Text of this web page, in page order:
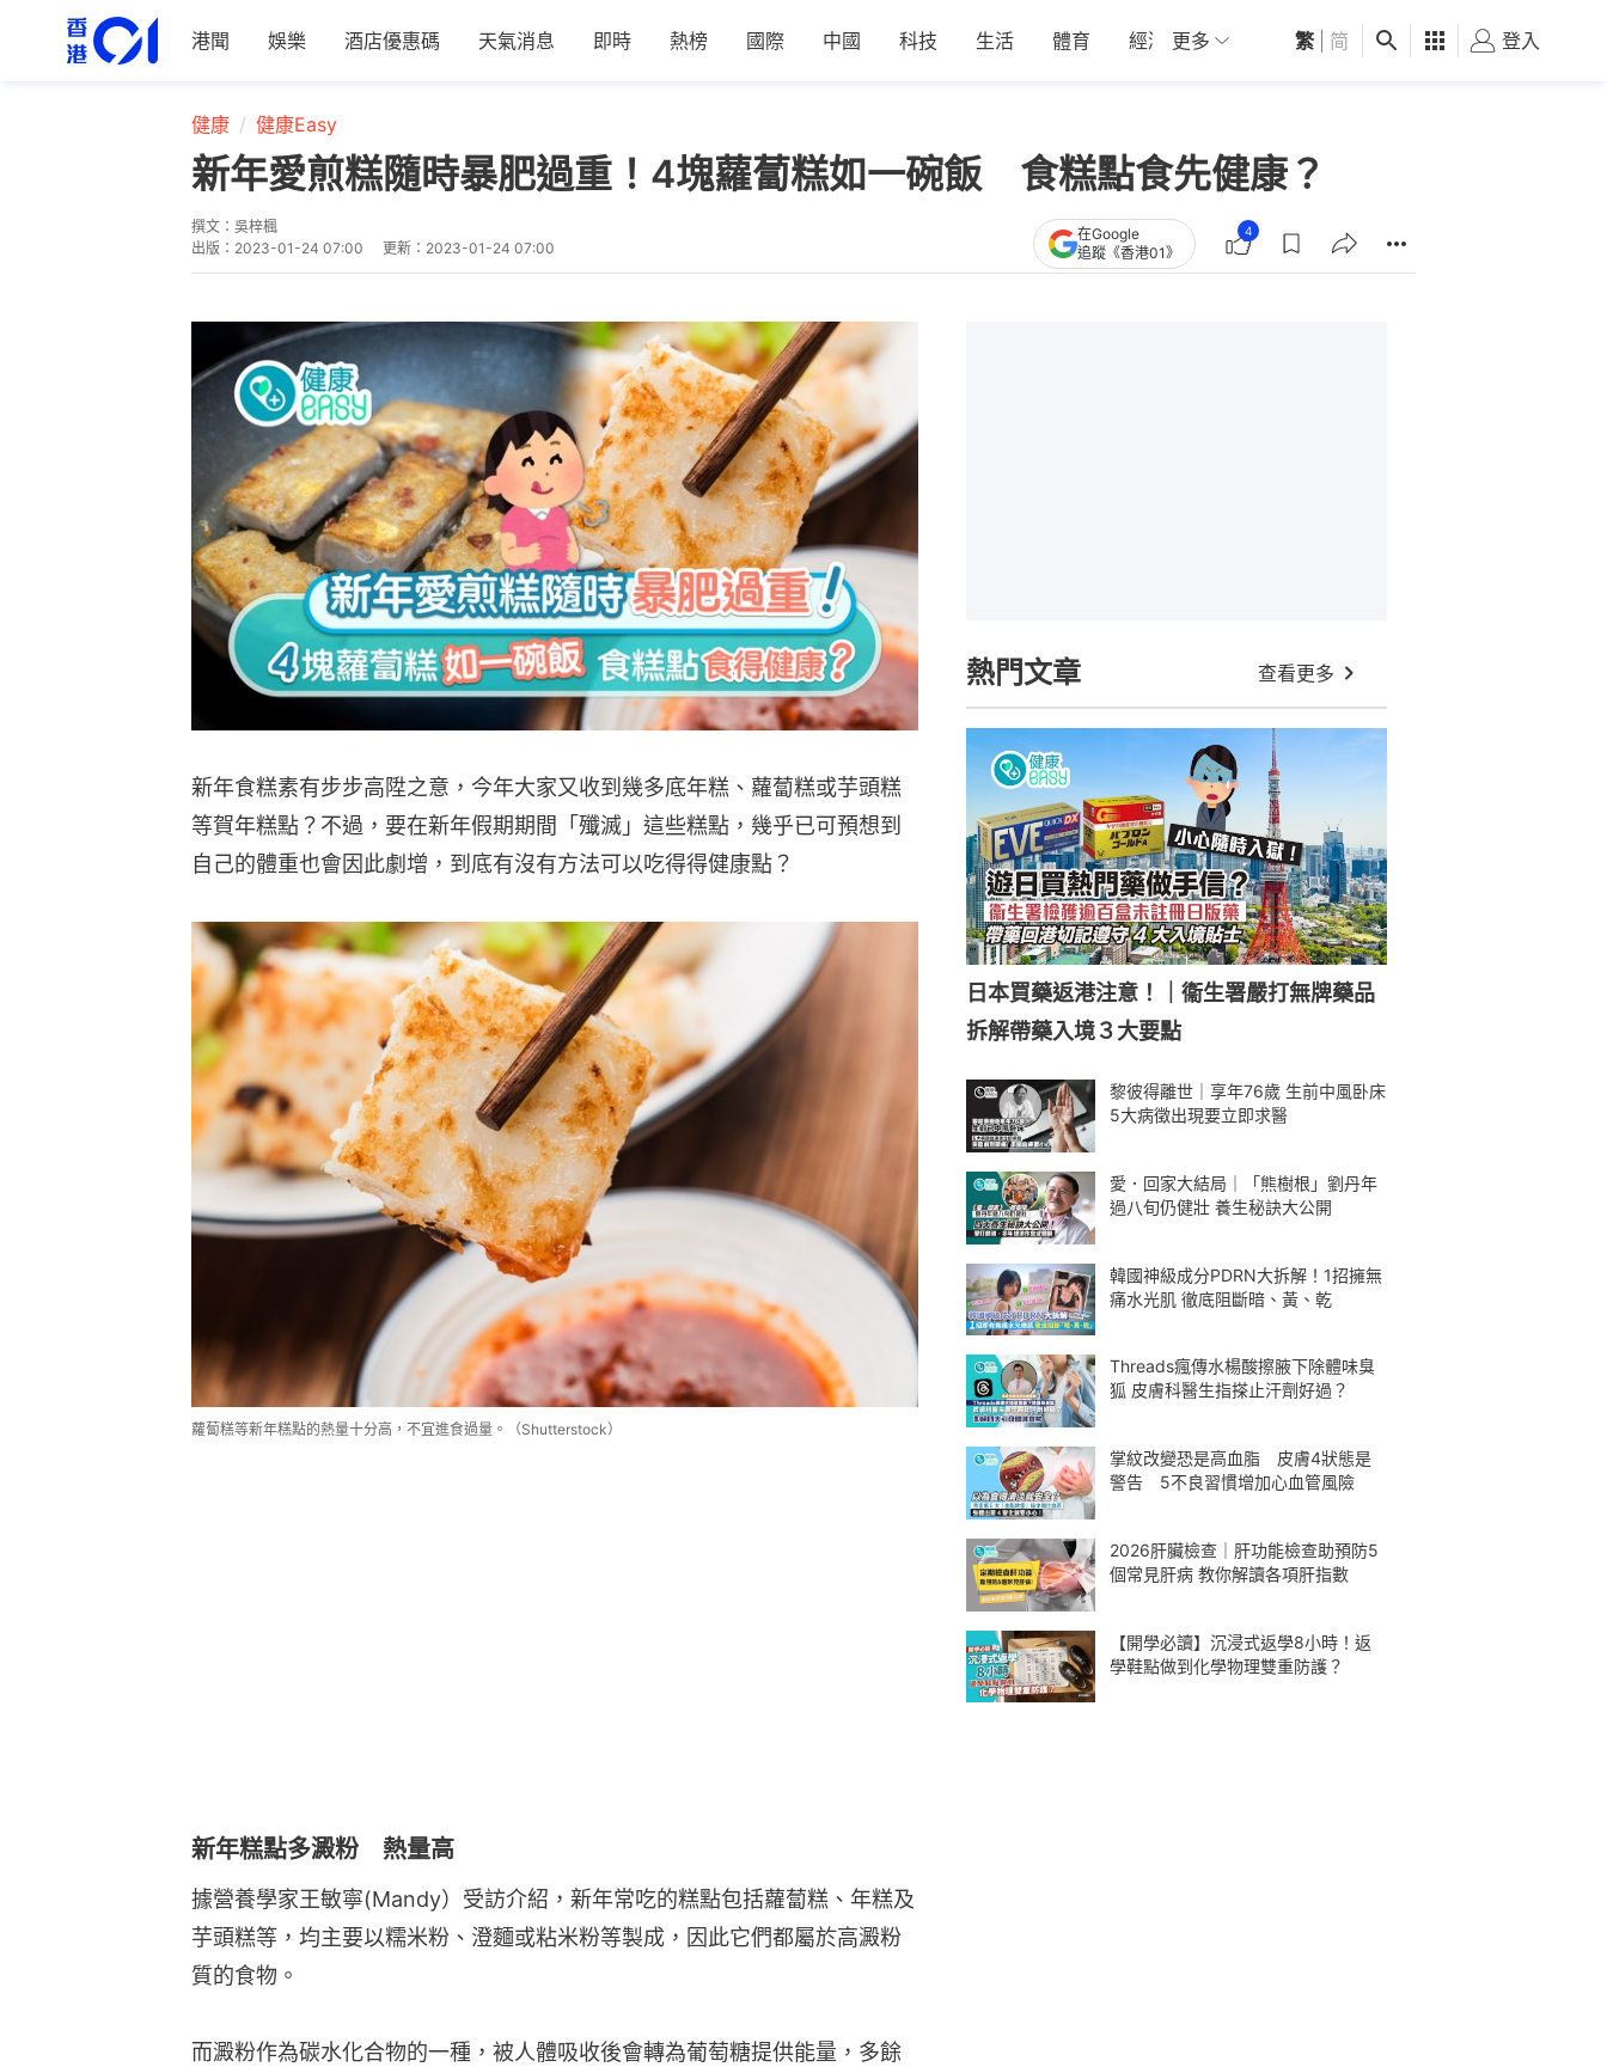
港聞 娛樂 酒店優惠碼 天氣消息 即時 熱榜 國際 中國 科技 生活 體育 經濟 01深圳 觀點 健康 好食玩飛
更多 繁 简 登入
健康 健康Easy
新年愛煎糕隨時暴肥過重！4塊蘿蔔糕如一碗飯 食糕點食先健康？
撰文： 吳梓楓
出版： 2023-01-24 07:00 更新： 2023-01-24 07:00
在Google
追蹤《香港01》
4
新年食糕素有步步高陞之意，今年大家又收到幾多底年糕、蘿蔔糕或芋頭糕
等賀年糕點？不過，要在新年假期期間「殲滅」這些糕點，幾乎已可預想到
自己的體重也會因此劇增，到底有沒有方法可以吃得得健康點？
蘿蔔糕等新年糕點的熱量十分高，不宜進食過量。（Shutterstock）
新年糕點多澱粉 熱量高
據營養學家王敏寧(Mandy）受訪介紹，新年常吃的糕點包括蘿蔔糕、年糕及
芋頭糕等，均主要以糯米粉、澄麵或粘米粉等製成，因此它們都屬於高澱粉
質的食物。
而澱粉作為碳水化合物的一種，被人體吸收後會轉為葡萄糖提供能量，多餘
熱門文章 查看更多
日本買藥返港注意！｜衞生署嚴打無牌藥品
拆解帶藥入境３大要點
黎彼得離世｜享年76歲 生前中風卧床
5大病徵出現要立即求醫
愛．回家大結局｜「熊樹根」劉丹年
過八旬仍健壯 養生秘訣大公開
韓國神級成分PDRN大拆解！1招擁無
痛水光肌 徹底阻斷暗、黃、乾
Threads瘋傳水楊酸擦腋下除體味臭
狐 皮膚科醫生指搽止汗劑好過？
掌紋改變恐是高血脂 皮膚4狀態是
警告 5不良習慣增加心血管風險
2026肝臟檢查｜肝功能檢查助預防5
個常見肝病 教你解讀各項肝指數
【開學必讀】沉浸式返學8小時！返
學鞋點做到化學物理雙重防護？